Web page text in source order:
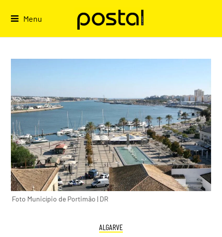
Menu
Foto Município de Portimão | DR
ALGARVE